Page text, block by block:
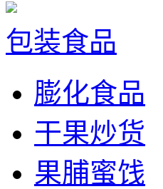
包装食品
膨化食品
干果炒货
果脯蜜饯